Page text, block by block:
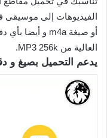
العالية من MP3 256k.
يدعم التحميل بصيغ و